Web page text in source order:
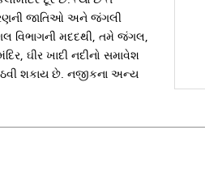
જાતિઓ અને જંગલી
વિભાગની મદદથી, તમે જંગલ,
ઘીર ખાદી નદીનો સમાવેશ
શકાય છે. નજીકના અન્ય